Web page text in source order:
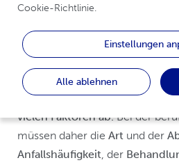
Junge Menschen mit Epilepsie
Gleichaltrige von Berufen, die
Interessen entsprechen.
Ob
einen bestimmten Beruf
vielen Faktoren ab.Bei der
müssen daher die Art und der
Anfallshäufigkeit, der
Cookie-Richtlinie.
Alle ablehnen
Einstellungen